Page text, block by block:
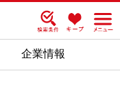
企業情報